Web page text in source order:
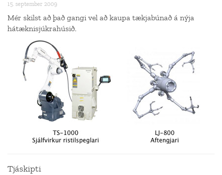
15. september 2009
Mér skilst að það gangi vel að kaupa tækjabúnað á nýja
hátæknisjúkrahúsið.
Tjáskipti